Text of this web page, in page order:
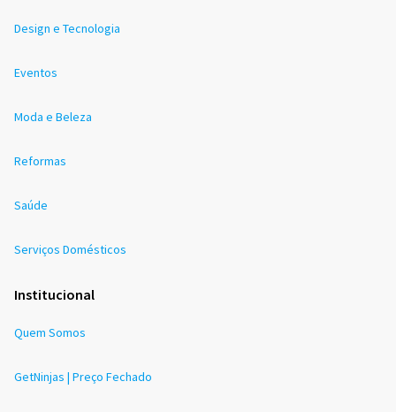
Design e Tecnologia
Eventos
Moda e Beleza
Reformas
Saúde
Serviços Domésticos
Institucional
Quem Somos
GetNinjas | Preço Fechado